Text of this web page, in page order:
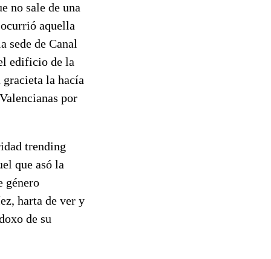
no sale de una
aquella
sede de Canal
edificio de la
la hacía
por
trending
que asó la
género
harta de ver y
de su